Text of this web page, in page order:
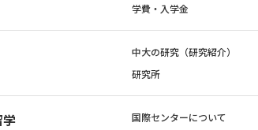
学費・入学金
中大の研究（研究紹介）
研究所
国際センターについて